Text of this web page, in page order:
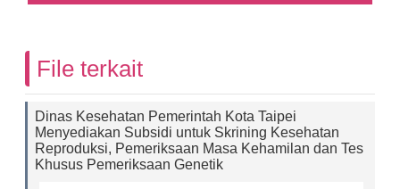
File terkait
Dinas Kesehatan Pemerintah Kota Taipei
Menyediakan Subsidi untuk Skrining Kesehatan
Reproduksi, Pemeriksaan Masa Kehamilan dan Tes
Khusus Pemeriksaan Genetik